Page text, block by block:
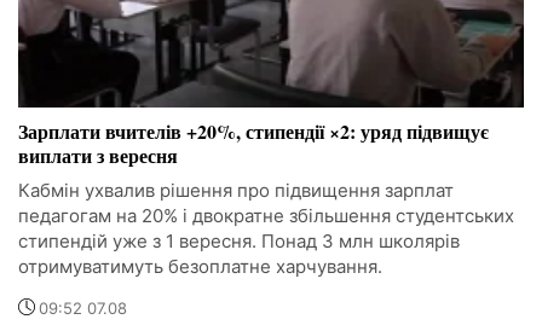
Зарплати вчителів +20%, стипендії ×2: уряд підвищує
виплати з вересня
Кабмін ухвалив рішення про підвищення зарплат
педагогам на 20% і двократне збільшення студентських
стипендій уже з 1 вересня. Понад 3 млн школярів
отримуватимуть безоплатне харчування.
09:52 07.08